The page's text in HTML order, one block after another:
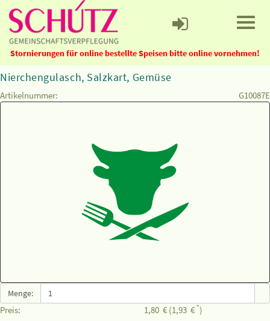
Stornierungen für online bestellte Speisen bitte online vornehmen!
Nierchengulasch, Salzkart, Gemüse
Artikelnummer: G10087E
Menge:
Preis: 1,80 € (1,93 € *)